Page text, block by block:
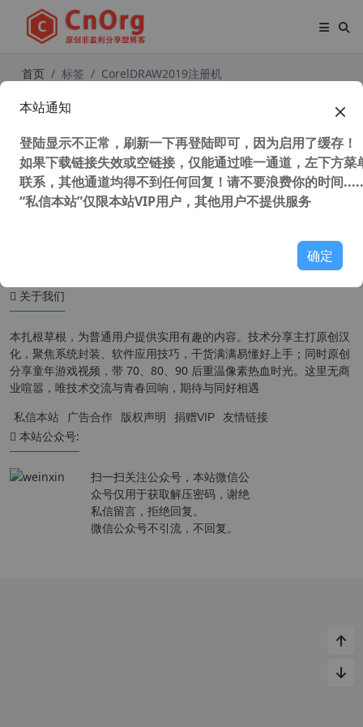
首页 标签 CorelDRAW2019注册机
不过期
关于我们
本扎根草根，为普通用户提供实用有趣的内容。技术分享主打原创汉
化，聚焦系统封装、软件应用技巧，干货满满易懂好上手；同时原创
分享童年游戏视频，带 70、80、90 后重温像素热血时光。这里无商
业喧嚣，唯技术交流与青春回响，期待与同好相遇
私信本站 广告合作 版权声明 捐赠VIP 友情链接
本站公众号:
扫一扫关注公众号，本站微信公
众号仅用于获取解压密码，谢绝
私信留言，拒绝回复。
微信公众号不引流，不回复。
本站通知
登陆显示不正常，刷新一下再登陆即可，因为启用了缓存！
如果下载链接失效或空链接，仅能通过唯一通道，左下方菜
联系，其他通道均得不到任何回复！请不要浪费你的时间
“私信本站”仅限本站VIP用户，其他用户不提供服务
确定